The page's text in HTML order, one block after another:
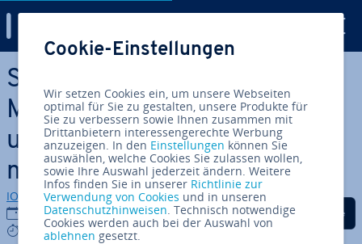
Zum Haupt­in­halt springen
SELECT DATABASE in
MariaDB: Die Anweisung USE
und die Funktion
mysql_select_db
IONOS Redaktion
04.06.2024
2 mins
Auf Facebook teilen
Auf Twitter teilen
Auf LinkedIn
Cookie-Einstellungen
Wir setzen Cookies ein, um unsere Webseiten
optimal für Sie zu gestalten, unsere Produkte für
Sie zu verbessern sowie Ihnen zusammen mit
Drittanbietern interessengerechte Werbung
anzuzeigen. In den Einstellungen können Sie
auswählen, welche Cookies Sie zulassen wollen,
sowie Ihre Auswahl jederzeit ändern. Weitere
Infos finden Sie in unserer Richtlinie zur
Verwendung von Cookies und in unseren
Datenschutzhinweisen. Technisch notwendige
Cookies werden auch bei der Auswahl von
ablehnen gesetzt.